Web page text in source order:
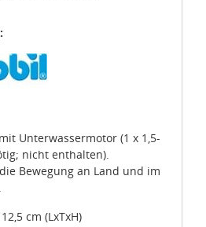
Unterwassermotor (1 x 1,5-
nicht enthalten).
Bewegung an Land und im
cm (LxTxH)